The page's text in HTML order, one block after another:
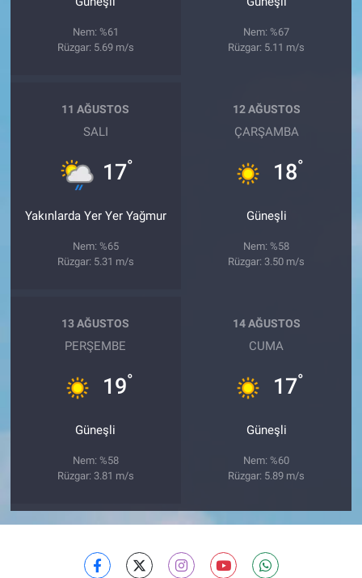
Nem: %61
Rüzgar: 5.69 m/s
Nem: %67
Rüzgar: 5.11 m/s
11 AĞUSTOS
SALI
17°
Yakınlarda Yer Yer Yağmur
Nem: %65
Rüzgar: 5.31 m/s
12 AĞUSTOS
ÇARŞAMBA
18°
Güneşli
Nem: %58
Rüzgar: 3.50 m/s
13 AĞUSTOS
PERŞEMBE
19°
Güneşli
Nem: %58
Rüzgar: 3.81 m/s
14 AĞUSTOS
CUMA
17°
Güneşli
Nem: %60
Rüzgar: 5.89 m/s